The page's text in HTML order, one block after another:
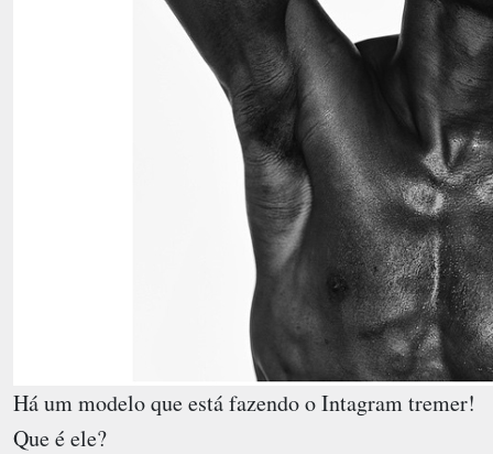
Há um modelo que está fazendo o Intagram tremer!
Que é ele?